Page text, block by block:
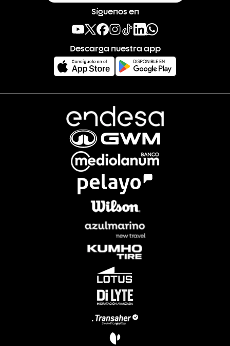
Síguenos en
Descarga nuestra app